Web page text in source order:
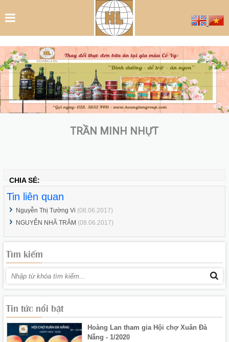
TRẦN MINH NHỰT
CHIA SẺ:
Tin liên quan
Nguyễn Thị Tường Vi (08.06.2017)
NGUYỄN NHÃ TRÂM (08.06.2017)
Tìm kiếm
Tin tức nổi bật
Nẵng - 1/2020
Tháng 9/2019: Gan ngỗng béo Mas Pares
Workshop của công ty Hoàng Lan:
Hoàng Lan tham gia Hội chợ Xuân Đà
Nẵng - 1/2020